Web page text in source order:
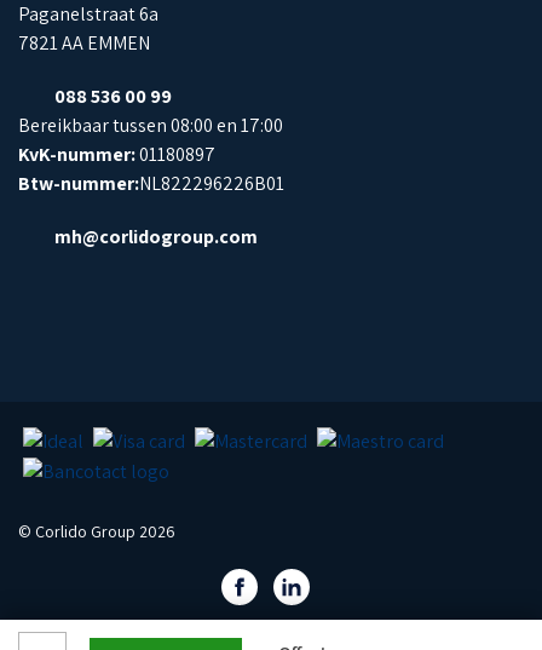
Paganelstraat 6a
7821 AA EMMEN
088 536 00 99
Bereikbaar tussen 08:00 en 17:00
KvK-nummer:01180897
Btw-nummer:NL822296226B01
mh@corlidogroup.com
© Corlido Group 2026